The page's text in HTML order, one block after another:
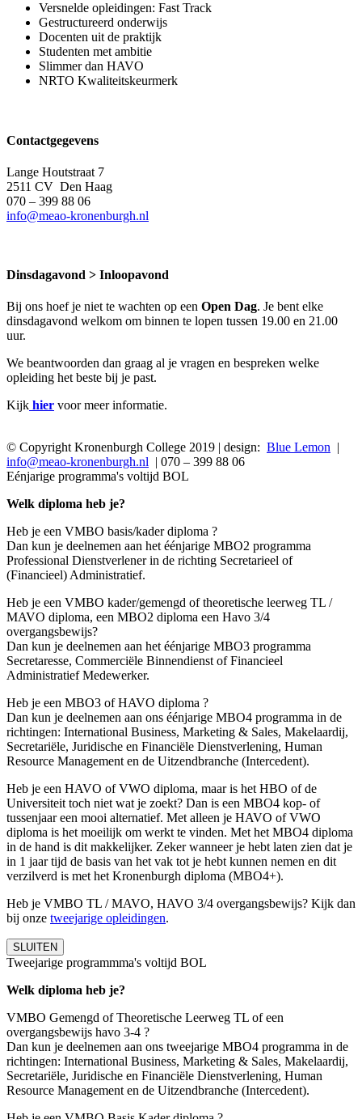
Versnelde opleidingen: Fast Track
Gestructureerd onderwijs
Docenten uit de praktijk
Studenten met ambitie
Slimmer dan HAVO
NRTO Kwaliteitskeurmerk
Contactgegevens
Lange Houtstraat 7
2511 CV Den Haag
070 – 399 88 06
info@meao-kronenburgh.nl
Dinsdagavond > Inloopavond
Bij ons hoef je niet te wachten op een Open Dag. Je bent elke
dinsdagavond welkom om binnen te lopen tussen 19.00 en 21.00
uur.
We beantwoorden dan graag al je vragen en bespreken welke
opleiding het beste bij je past.
Kijk hier voor meer informatie.
© Copyright Kronenburgh College 2019 | design: Blue Lemon |
info@meao-kronenburgh.nl | 070 – 399 88 06
Eénjarige programma's voltijd BOL
Welk diploma heb je?
Heb je een VMBO basis/kader diploma ?
Dan kun je deelnemen aan het éénjarige MBO2 programma
Professional Dienstverlener in de richting Secretarieel of
(Financieel) Administratief.
Heb je een VMBO kader/gemengd of theoretische leerweg TL /
MAVO diploma, een MBO2 diploma een Havo 3/4
overgangsbewijs?
Dan kun je deelnemen aan het éénjarige MBO3 programma
Secretaresse, Commerciële Binnendienst of Financieel
Administratief Medewerker.
Heb je een MBO3 of HAVO diploma ?
Dan kun je deelnemen aan ons éénjarige MBO4 programma in de
richtingen: International Business, Marketing & Sales, Makelaardij,
Secretariële, Juridische en Financiële Dienstverlening, Human
Resource Management en de Uitzendbranche (Intercedent).
Heb je een HAVO of VWO diploma, maar is het HBO of de
Universiteit toch niet wat je zoekt? Dan is een MBO4 kop- of
tussenjaar een mooi alternatief. Met alleen je HAVO of VWO
diploma is het moeilijk om werkt te vinden. Met het MBO4 diploma
in de hand is dit makkelijker. Zeker wanneer je hebt laten zien dat je
in 1 jaar tijd de basis van het vak tot je hebt kunnen nemen en dit
verzilverd is met het Kronenburgh diploma (MBO4+).
Heb je VMBO TL / MAVO, HAVO 3/4 overgangsbewijs? Kijk dan
bij onze tweejarige opleidingen.
SLUITEN
Tweejarige programmma's voltijd BOL
Welk diploma heb je?
VMBO Gemengd of Theoretische Leerweg TL of een
overgangsbewijs havo 3-4 ?
Dan kun je deelnemen aan ons tweejarige MBO4 programma in de
richtingen: International Business, Marketing & Sales, Makelaardij,
Secretariële, Juridische en Financiële Dienstverlening, Human
Resource Management en de Uitzendbranche (Intercedent).